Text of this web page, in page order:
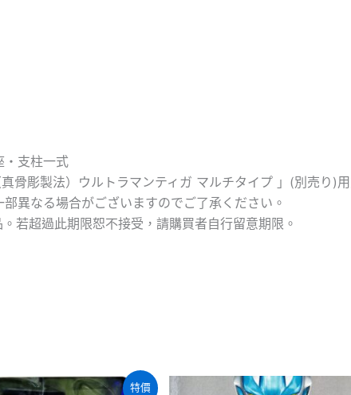
・支柱一式
骨彫製法）ウルトラマンティガ マルチタイプ 」(別売り)
異なる場合がございますのでご了承ください。
若超過此期限恕不接受，請購買者自行留意期限。
特價